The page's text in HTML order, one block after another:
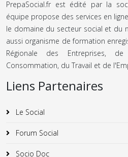
PrepaSocial.fr est édité par la
équipe propose des services en
le domaine du secteur social et du
aussi organisme de formation
Régionale des Entreprises,
Consommation, du Travail et de
Liens Partenaires
Le Social
Forum Social
Socio Doc